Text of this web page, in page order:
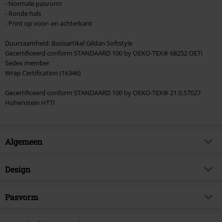
- Normale pasvorm
- Ronde hals
- Print op voor- en achterkant
Duurzaamheid: Basisartikel Gildan Softstyle
Gecertificeerd conform STANDAARD 100 by OEKO-TEX® 68252 OETI
Sedex member
Wrap Certification (16346)
Gecertificeerd conform STANDAARD 100 by OEKO-TEX® 21.0.57027
Hohenstein HTTI
Algemeen
Artikelnr.
Muziekgenre
Design
Producttype
Pasvorm